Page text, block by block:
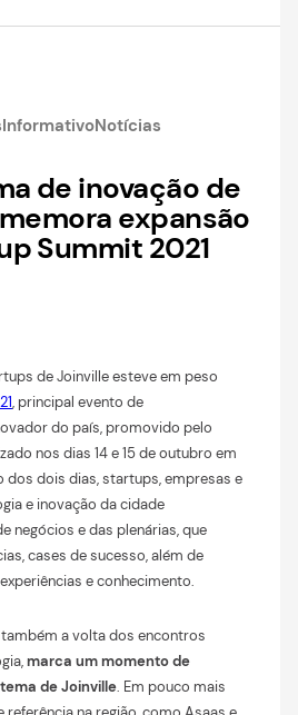
InformativoNotícias
de inovação de
expansão
Summit 2021
de Joinville esteve em peso
, principal evento de
do país, promovido pelo
nos dias 14 e 15 de outubro em
dos dois dias, startups, empresas e
e inovação da cidade
negócios e das plenárias, que
cases de sucesso, além de
e conhecimento.
a volta dos encontros
marca um momento de
de Joinville. Em pouco mais